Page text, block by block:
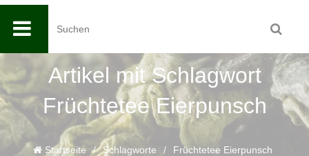
Artikel mit Schlagwort
Früchtetee Eierpunsch
Startseite / Schlagworte / Früchtetee Eierpunsch